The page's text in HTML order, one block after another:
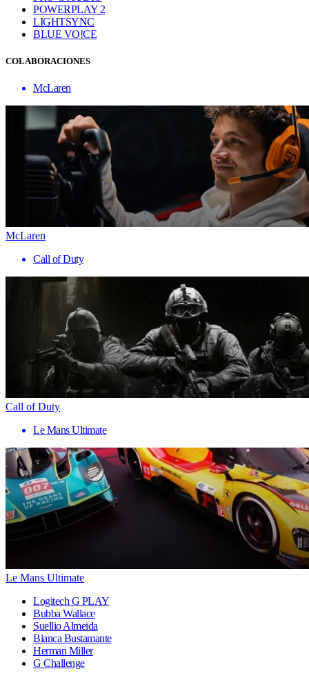
POWERPLAY 2
LIGHTSYNC
BLUE VO!CE
COLABORACIONES
McLaren
McLaren
Call of Duty
Call of Duty
Le Mans Ultimate
Le Mans Ultimate
Logitech G PLAY
Bubba Wallace
Suellio Almeida
Bianca Bustamante
Herman Miller
G Challenge